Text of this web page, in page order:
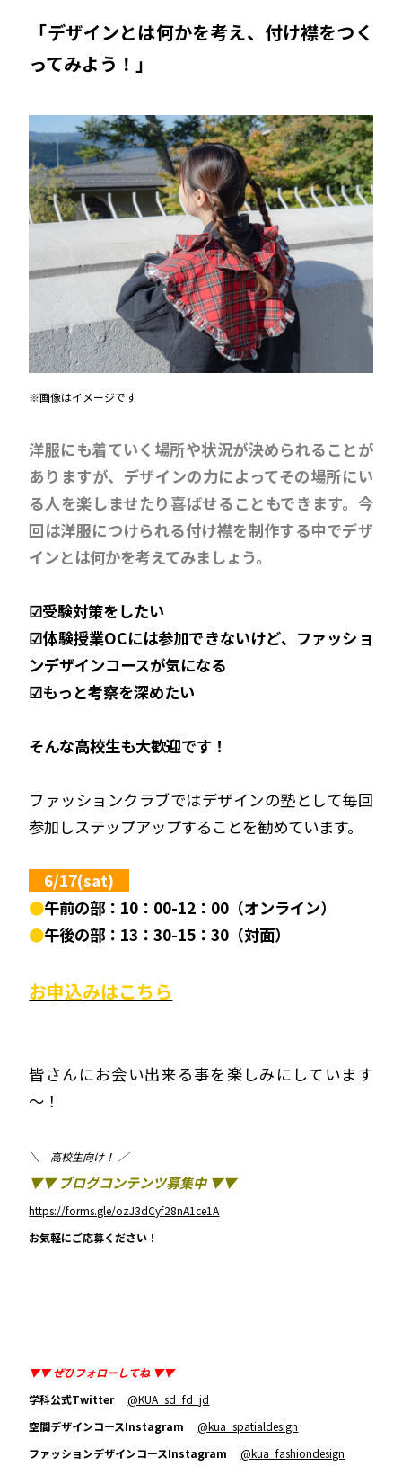
「デザインとは何かを考え、付け襟をつく
ってみよう！」
※画像はイメージです
洋服にも着ていく場所や状況が決められることが
ありますが、デザインの力によってその場所にい
る人を楽しませたり喜ばせることもできます。今
回は洋服につけられる付け襟を制作する中でデザ
インとは何かを考えてみましょう。
☑受験対策をしたい
☑体験授業OCには参加できないけど、ファッショ
ンデザインコースが気になる
☑もっと考察を深めたい
そんな高校生も大歓迎です！
ファッションクラブではデザインの塾として毎回
参加しステップアップすることを勧めています。
6/17(sat)
●午前の部：10：00-12：00（オンライン）
●午後の部：13：30-15：30（対面）
お申込みはこちら
皆さんにお会い出来る事を楽しみにしています
～！
＼ 高校生向け！ ／
▼▼ ブログコンテンツ募集中 ▼▼
https://forms.gle/ozJ3dCyf28nA1ce1A
お気軽にご応募ください！
▼▼ ぜひフォローしてね ▼▼
学科公式Twitter
@KUA_sd_fd_jd
空間デザインコースInstagram
@kua_spatialdesign
ファッションデザインコースInstagram
@kua_fashiondesign